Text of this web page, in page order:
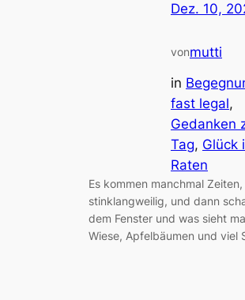
Dez. 10,
vonmutti
in
fast legal
Gedanken
Tag, Glück
Raten
Es kommen manchmal
stinklangweilig, und dann
dem Fenster und was sieht
Wiese, Apfelbäumen und viel